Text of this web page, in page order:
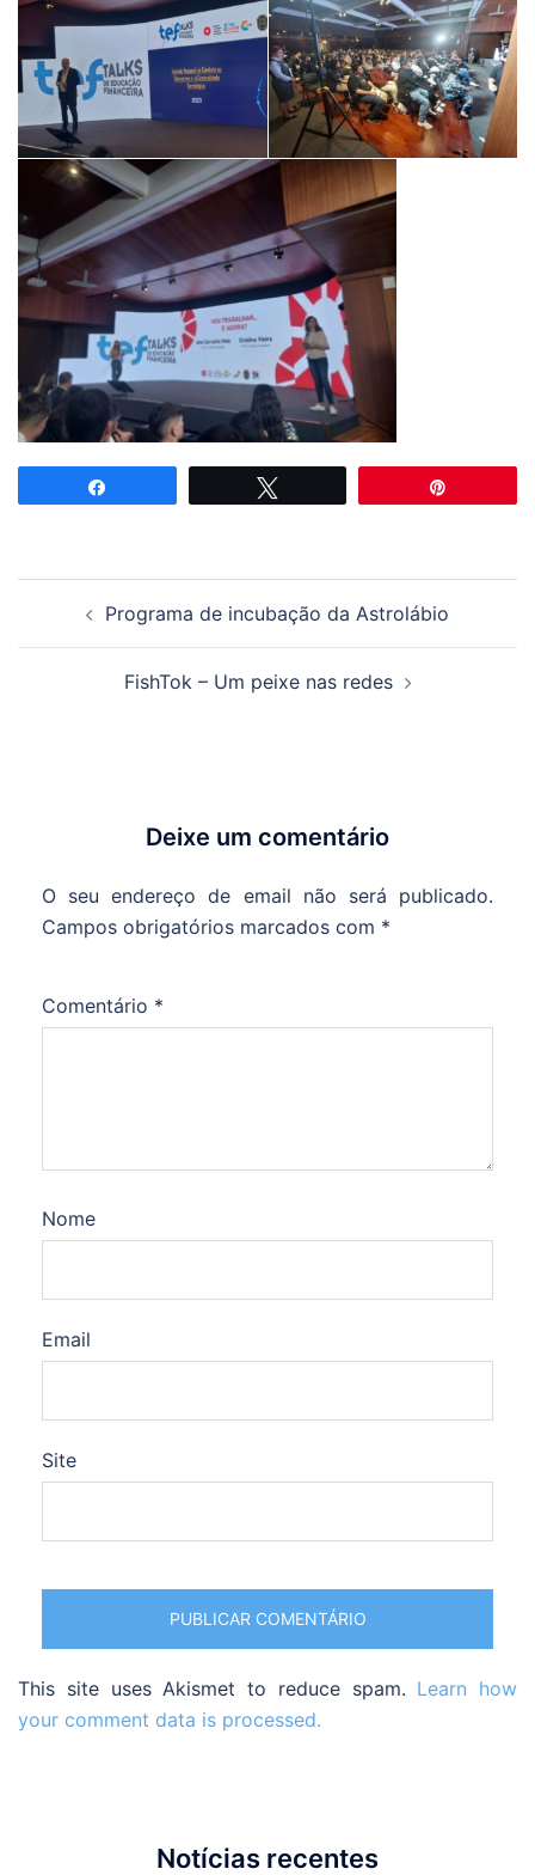
Programa de incubação da Astrolábio
FishTok – Um peixe nas redes
Deixe um comentário
O seu endereço de email não será publicado.
Campos obrigatórios marcados com *
Comentário *
Nome
Email
Site
This site uses Akismet to reduce spam. Learn how
your comment data is processed.
Notícias recentes